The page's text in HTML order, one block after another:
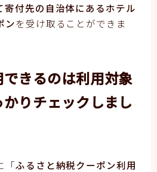
寄付先の自治体にあるホテル
ンを受け取ることができま
きるのは利用対象
りチェックしまし
「ふるさと納税クーポン利用